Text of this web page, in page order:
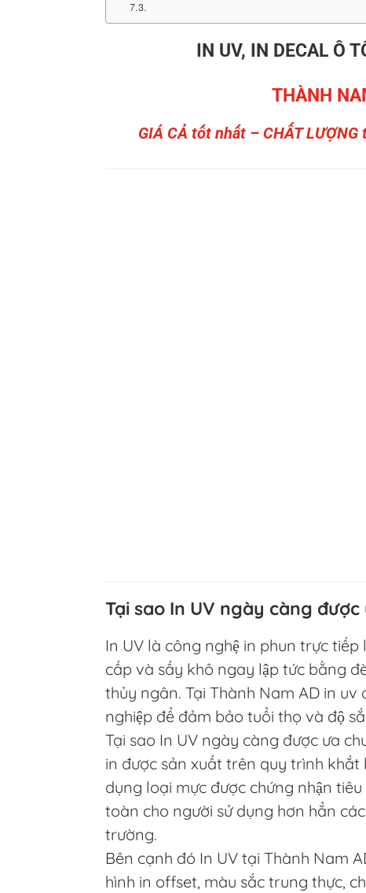
IN UV, IN DECAL Ô
THÀNH
GIÁ CẢ tốt nhất – CHẤT
Tại sao In UV ngày càng
In UV là công nghệ in phun trực
cấp và sấy khô ngay lập tức bằng
thủy ngân. Tại Thành Nam AD in
nghiệp để đảm bảo tuổi thọ và độ
Tại sao In UV ngày càng được ưa
in được sản xuất trên quy trình khắt
dụng loại mực được chứng nhận
toàn cho người sử dụng hơn hẳn
trường.
Bên cạnh đó In UV tại Thành Nam
hình in offset, màu sắc trung thực,